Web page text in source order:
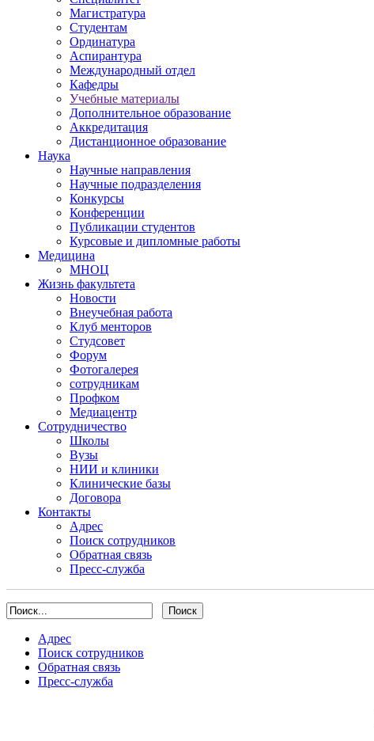
Магистратура
Студентам
Ординатура
Аспирантура
Международный отдел
Кафедры
Учебные материалы
Дополнительное образование
Аккредитация
Дистанционное образование
Наука
Научные направления
Научные подразделения
Конкурсы
Конференции
Публикации студентов
Курсовые и дипломные работы
Медицина
МНОЦ
Жизнь факультета
Новости
Внеучебная работа
Клуб менторов
Студсовет
Форум
Фотогалерея
сотрудникам
Профком
Медиацентр
Сотрудничество
Школы
Вузы
НИИ и клиники
Клинические базы
Договора
Контакты
Адрес
Поиск сотрудников
Обратная связь
Пресс-служба
Адрес
Поиск сотрудников
Обратная связь
Пресс-служба